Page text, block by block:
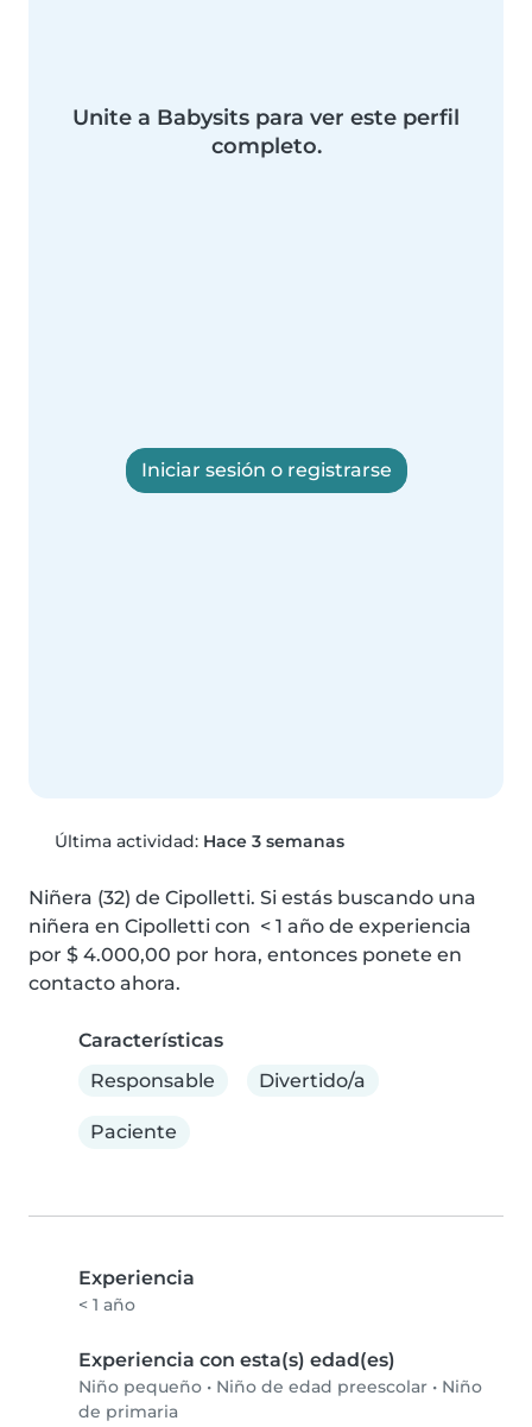
Unite a Babysits para ver este perfil
completo.
Iniciar sesión o registrarse
Última actividad: Hace 3 semanas
Niñera (32) de Cipolletti. Si estás buscando una
niñera en Cipolletti con  < 1 año de experiencia
por $ 4.000,00 por hora, entonces ponete en
contacto ahora.
Características
Responsable
Divertido/a
Paciente
Experiencia
< 1 año
Experiencia con esta(s) edad(es)
Niño pequeño • Niño de edad preescolar • Niño
de primaria